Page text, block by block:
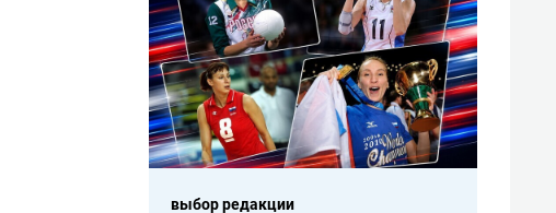
выбор редакции